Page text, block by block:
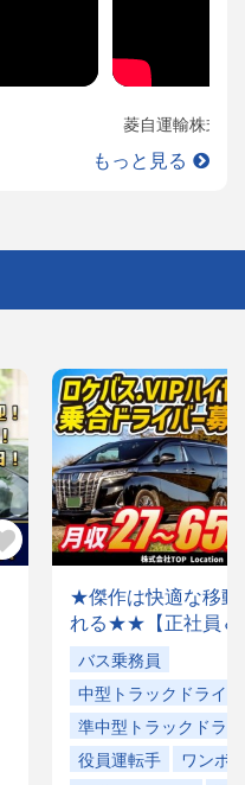
菱自運輸株式会
もっと見る
★傑作は快適な移動
れる★★【正社員＆
でドライバー大量
容は全国各地を回
ドライバーや、VIP
ヤードライバーな
員寮完備！引越祝
給（規定有）あり
バス乗務員
中型トラックドライ
準中型トラックドラ
役員運転手
ワンボ